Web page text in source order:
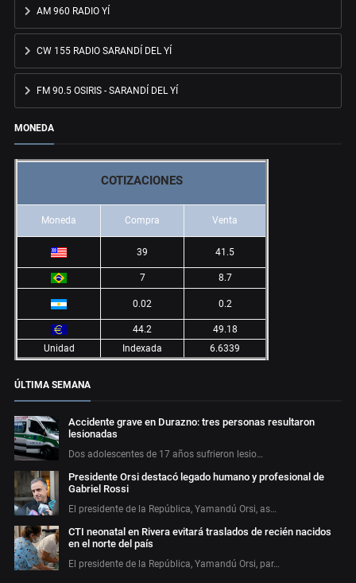
AM 960 RADIO YÍ
CW 155 RADIO SARANDÍ DEL YÍ
FM 90.5 OSIRIS - SARANDÍ DEL YÍ
MONEDA
COTIZACIONES
Moneda Compra Venta
39 41.5
7 8.7
0.02 0.2
44.2
49.18
Unidad
Indexada 6.6339
ÚLTIMA SEMANA
Accidente grave en Durazno: tres personas resultaron
lesionadas
Dos adolescentes de 17 años sufrieron lesio…
Presidente Orsi destacó legado humano y profesional de
Gabriel Rossi
El presidente de la República, Yamandú Orsi, as…
CTI neonatal en Rivera evitará traslados de recién nacidos
en el norte del país
El presidente de la República, Yamandú Orsi, par…